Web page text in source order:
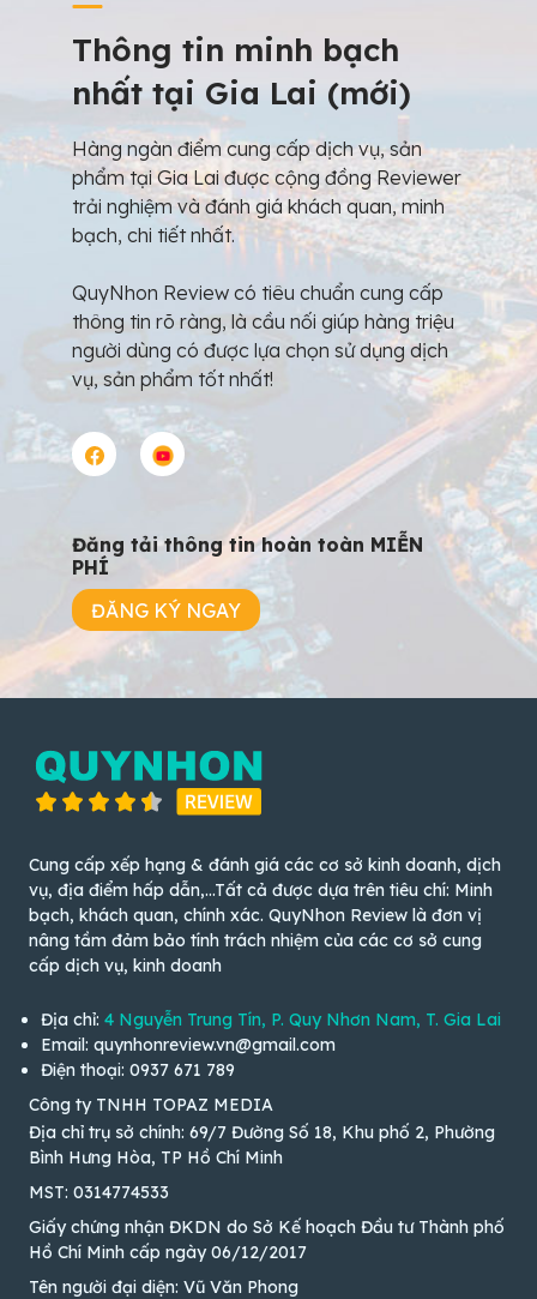
Thông tin minh bạch
nhất tại Gia Lai (mới)
Hàng ngàn điểm cung cấp dịch vụ, sản
phẩm tại Gia Lai được cộng đồng Reviewer
trải nghiệm và đánh giá khách quan, minh
bạch, chi tiết nhất.
QuyNhon Review có tiêu chuẩn cung cấp
thông tin rõ ràng, là cầu nối giúp hàng triệu
người dùng có được lựa chọn sử dụng dịch
vụ, sản phẩm tốt nhất!
Đăng tải thông tin hoàn toàn MIỄN
PHÍ
ĐĂNG KÝ NGAY
Cung cấp xếp hạng & đánh giá các cơ sở kinh doanh, dịch
vụ, địa điểm hấp dẫn,...Tất cả được dựa trên tiêu chí: Minh
bạch, khách quan, chính xác. QuyNhon Review là đơn vị
nâng tầm đảm bảo tính trách nhiệm của các cơ sở cung
cấp dịch vụ, kinh doanh
Địa chỉ: 4 Nguyễn Trung Tín, P. Quy Nhơn Nam, T. Gia Lai
Email: quynhonreview.vn@gmail.com
Điện thoại: 0937 671 789
Công ty TNHH TOPAZ MEDIA
Địa chỉ trụ sở chính: 69/7 Đường Số 18, Khu phố 2, Phường
Bình Hưng Hòa, TP Hồ Chí Minh
MST: 0314774533
Giấy chứng nhận ĐKDN do Sở Kế hoạch Đầu tư Thành phố
Hồ Chí Minh cấp ngày 06/12/2017
Tên người đại diện: Vũ Văn Phong